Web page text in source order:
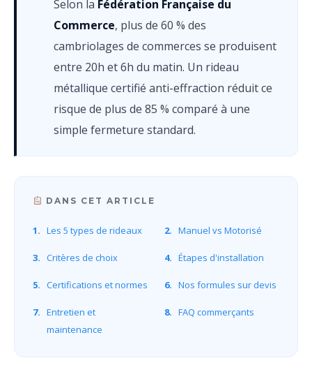
Selon la Fédération Française du
Commerce, plus de 60 % des
cambriolages de commerces se produisent
entre 20h et 6h du matin. Un rideau
métallique certifié anti-effraction réduit ce
risque de plus de 85 % comparé à une
simple fermeture standard.
DANS CET ARTICLE
1. Les 5 types de rideaux 2. Manuel vs Motorisé
3. Critères de choix 4. Étapes d'installation
5. Certifications et normes 6. Nos formules sur devis
7. Entretien et
maintenance
8. FAQ commerçants